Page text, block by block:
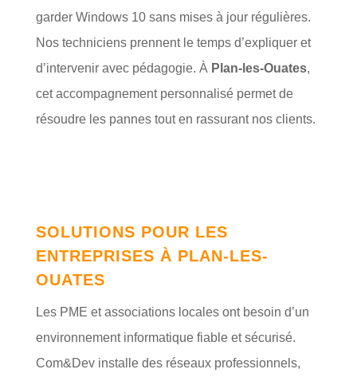
garder Windows 10 sans mises à jour régulières.
Nos techniciens prennent le temps d’expliquer et
d’intervenir avec pédagogie. À Plan-les-Ouates,
cet accompagnement personnalisé permet de
résoudre les pannes tout en rassurant nos clients.
SOLUTIONS POUR LES
ENTREPRISES À PLAN-LES-
OUATES
Les PME et associations locales ont besoin d’un
environnement informatique fiable et sécurisé.
Com&Dev installe des réseaux professionnels,